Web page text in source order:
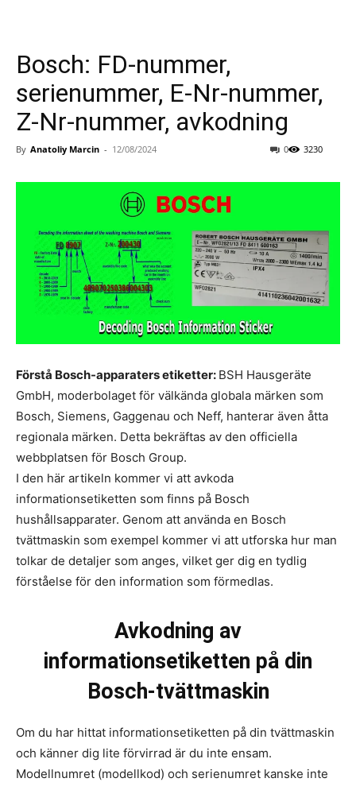
Bosch: FD-nummer,
serienummer, E-Nr-nummer,
Z-Nr-nummer, avkodning
By Anatoliy Marcin - 12/08/2024 3230
0
Förstå Bosch-apparaters etiketter: BSH Hausgeräte
GmbH, moderbolaget för välkända globala märken som
Bosch, Siemens, Gaggenau och Neff, hanterar även åtta
regionala märken. Detta bekräftas av den officiella
webbplatsen för Bosch Group.
I den här artikeln kommer vi att avkoda
informationsetiketten som finns på Bosch
hushållsapparater. Genom att använda en Bosch
tvättmaskin som exempel kommer vi att utforska hur man
tolkar de detaljer som anges, vilket ger dig en tydlig
förståelse för den information som förmedlas.
Avkodning av
informationsetiketten på din
Bosch-tvättmaskin
Om du har hittat informationsetiketten på din tvättmaskin
och känner dig lite förvirrad är du inte ensam.
Modellnumret (modellkod) och serienumret kanske inte